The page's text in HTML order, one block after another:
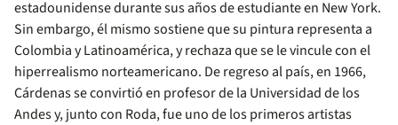
estadounidense durante sus años de estudiante en New York.
Sin embargo, él mismo sostiene que su pintura representa a
Colombia y Latinoamérica, y rechaza que se le vincule con el
hiperrealismo norteamericano. De regreso al país, en 1966,
Cárdenas se convirtió en profesor de la Universidad de los
Andes y, junto con Roda, fue uno de los primeros artistas